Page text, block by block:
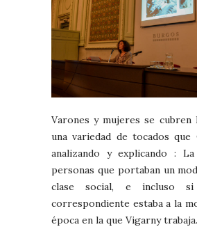
Varones y mujeres se cubren
una variedad de tocados que
analizando y explicando :
personas que portaban un
clase social, e incluso
correspondiente estaba a la
época en la que Vigarny trabaja.